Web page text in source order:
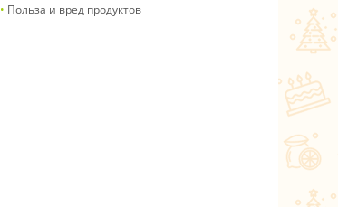
Польза и вред продуктов